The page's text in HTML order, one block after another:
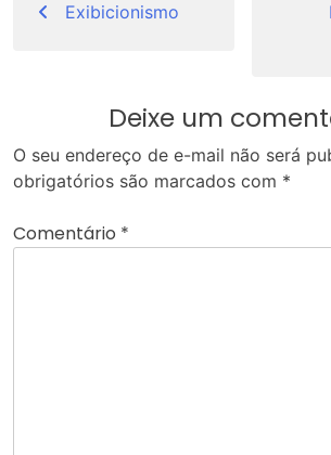
de
Exibicionismo
Deixe um
O seu endereço de e-mail não será
obrigatórios são marcados com *
Comentário *